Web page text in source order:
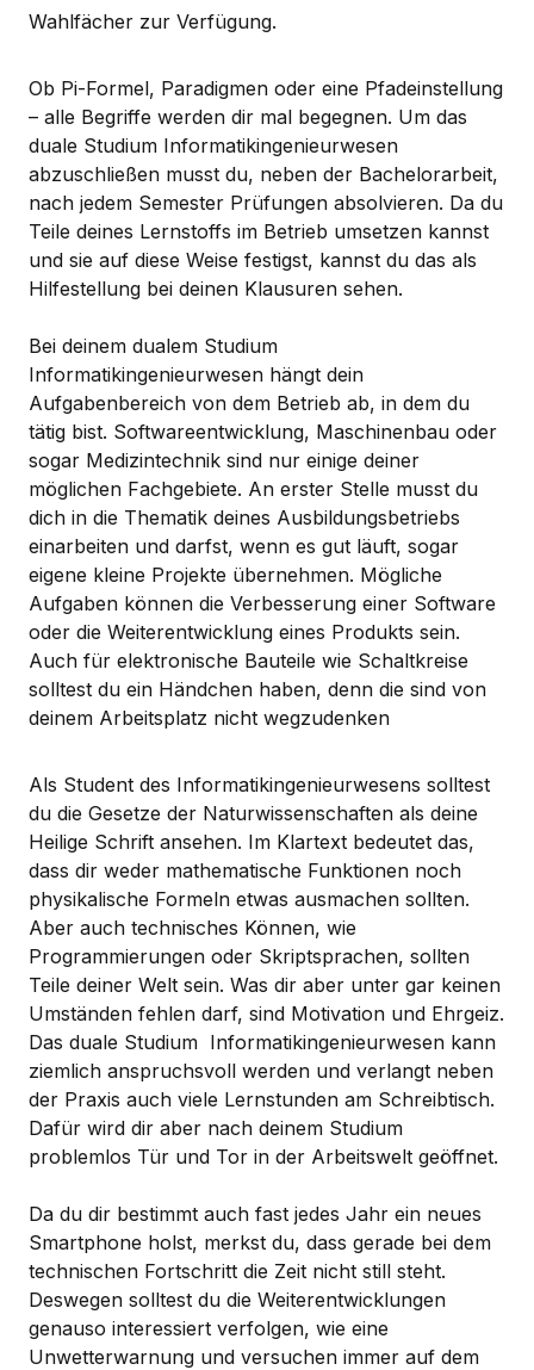
Wahlfächer zur Verfügung.
Ob Pi-Formel, Paradigmen oder eine Pfadeinstellung
– alle Begriffe werden dir mal begegnen. Um das
duale Studium Informatikingenieurwesen
abzuschließen musst du, neben der Bachelorarbeit,
nach jedem Semester Prüfungen absolvieren. Da du
Teile deines Lernstoffs im Betrieb umsetzen kannst
und sie auf diese Weise festigst, kannst du das als
Hilfestellung bei deinen Klausuren sehen.
Bei deinem dualem Studium
Informatikingenieurwesen hängt dein
Aufgabenbereich von dem Betrieb ab, in dem du
tätig bist. Softwareentwicklung, Maschinenbau oder
sogar Medizintechnik sind nur einige deiner
möglichen Fachgebiete. An erster Stelle musst du
dich in die Thematik deines Ausbildungsbetriebs
einarbeiten und darfst, wenn es gut läuft, sogar
eigene kleine Projekte übernehmen. Mögliche
Aufgaben können die Verbesserung einer Software
oder die Weiterentwicklung eines Produkts sein.
Auch für elektronische Bauteile wie Schaltkreise
solltest du ein Händchen haben, denn die sind von
deinem Arbeitsplatz nicht wegzudenken
Als Student des Informatikingenieurwesens solltest
du die Gesetze der Naturwissenschaften als deine
Heilige Schrift ansehen. Im Klartext bedeutet das,
dass dir weder mathematische Funktionen noch
physikalische Formeln etwas ausmachen sollten.
Aber auch technisches Können, wie
Programmierungen oder Skriptsprachen, sollten
Teile deiner Welt sein. Was dir aber unter gar keinen
Umständen fehlen darf, sind Motivation und Ehrgeiz.
Das duale Studium Informatikingenieurwesen kann
ziemlich anspruchsvoll werden und verlangt neben
der Praxis auch viele Lernstunden am Schreibtisch.
Dafür wird dir aber nach deinem Studium
problemlos Tür und Tor in der Arbeitswelt geöffnet.
Da du dir bestimmt auch fast jedes Jahr ein neues
Smartphone holst, merkst du, dass gerade bei dem
technischen Fortschritt die Zeit nicht still steht.
Deswegen solltest du die Weiterentwicklungen
genauso interessiert verfolgen, wie eine
Unwetterwarnung und versuchen immer auf dem